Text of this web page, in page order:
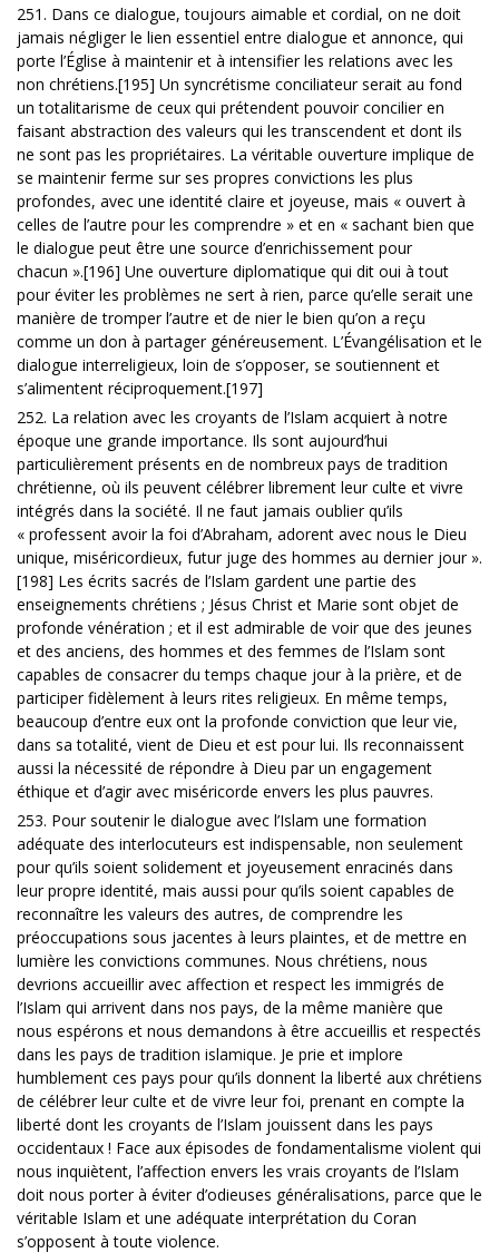
251. Dans ce dialogue, toujours aimable et cordial, on ne doit
jamais négliger le lien essentiel entre dialogue et annonce, qui
porte l’Église à maintenir et à intensifier les relations avec les
non chrétiens.[195] Un syncrétisme conciliateur serait au fond
un totalitarisme de ceux qui prétendent pouvoir concilier en
faisant abstraction des valeurs qui les transcendent et dont ils
ne sont pas les propriétaires. La véritable ouverture implique de
se maintenir ferme sur ses propres convictions les plus
profondes, avec une identité claire et joyeuse, mais « ouvert à
celles de l’autre pour les comprendre » et en « sachant bien que
le dialogue peut être une source d’enrichissement pour
chacun ».[196] Une ouverture diplomatique qui dit oui à tout
pour éviter les problèmes ne sert à rien, parce qu’elle serait une
manière de tromper l’autre et de nier le bien qu’on a reçu
comme un don à partager généreusement. L’Évangélisation et le
dialogue interreligieux, loin de s’opposer, se soutiennent et
s’alimentent réciproquement.[197]
252. La relation avec les croyants de l’Islam acquiert à notre
époque une grande importance. Ils sont aujourd’hui
particulièrement présents en de nombreux pays de tradition
chrétienne, où ils peuvent célébrer librement leur culte et vivre
intégrés dans la société. Il ne faut jamais oublier qu’ils
« professent avoir la foi d’Abraham, adorent avec nous le Dieu
unique, miséricordieux, futur juge des hommes au dernier jour ».
[198] Les écrits sacrés de l’Islam gardent une partie des
enseignements chrétiens ; Jésus Christ et Marie sont objet de
profonde vénération ; et il est admirable de voir que des jeunes
et des anciens, des hommes et des femmes de l’Islam sont
capables de consacrer du temps chaque jour à la prière, et de
participer fidèlement à leurs rites religieux. En même temps,
beaucoup d’entre eux ont la profonde conviction que leur vie,
dans sa totalité, vient de Dieu et est pour lui. Ils reconnaissent
aussi la nécessité de répondre à Dieu par un engagement
éthique et d’agir avec miséricorde envers les plus pauvres.
253. Pour soutenir le dialogue avec l’Islam une formation
adéquate des interlocuteurs est indispensable, non seulement
pour qu’ils soient solidement et joyeusement enracinés dans
leur propre identité, mais aussi pour qu’ils soient capables de
reconnaître les valeurs des autres, de comprendre les
préoccupations sous jacentes à leurs plaintes, et de mettre en
lumière les convictions communes. Nous chrétiens, nous
devrions accueillir avec affection et respect les immigrés de
l’Islam qui arrivent dans nos pays, de la même manière que
nous espérons et nous demandons à être accueillis et respectés
dans les pays de tradition islamique. Je prie et implore
humblement ces pays pour qu’ils donnent la liberté aux chrétiens
de célébrer leur culte et de vivre leur foi, prenant en compte la
liberté dont les croyants de l’Islam jouissent dans les pays
occidentaux ! Face aux épisodes de fondamentalisme violent qui
nous inquiètent, l’affection envers les vrais croyants de l’Islam
doit nous porter à éviter d’odieuses généralisations, parce que le
véritable Islam et une adéquate interprétation du Coran
s’opposent à toute violence.